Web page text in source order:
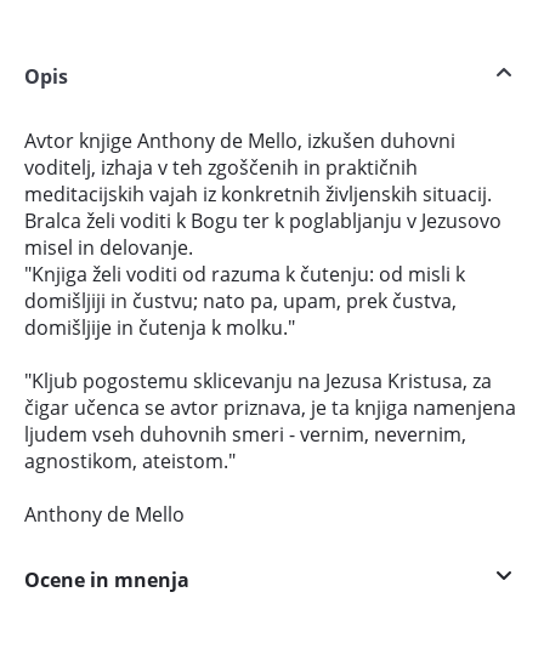
Opis
Avtor knjige Anthony de Mello, izkušen duhovni
voditelj, izhaja v teh zgoščenih in praktičnih
meditacijskih vajah iz konkretnih življenskih situacij.
Bralca želi voditi k Bogu ter k poglabljanju v Jezusovo
misel in delovanje.
"Knjiga želi voditi od razuma k čutenju: od misli k
domišljiji in čustvu; nato pa, upam, prek čustva,
domišljije in čutenja k molku."
"Kljub pogostemu sklicevanju na Jezusa Kristusa, za
čigar učenca se avtor priznava, je ta knjiga namenjena
ljudem vseh duhovnih smeri - vernim, nevernim,
agnostikom, ateistom."
Anthony de Mello
Ocene in mnenja